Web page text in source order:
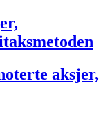
aksjer,